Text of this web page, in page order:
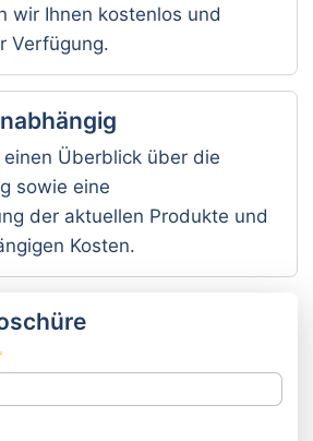
wir Ihnen kostenlos und
Verfügung.
Überblick über die
sowie eine
der aktuellen Produkte und
Kosten.